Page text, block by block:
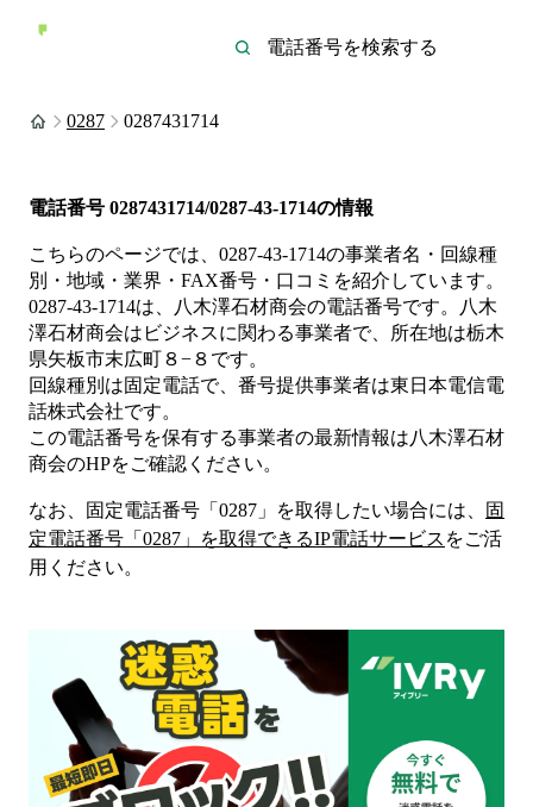
0287 0287431714
電話番号 0287431714/0287-43-1714の情報
こちらのページでは、 0287-43-1714の事業者名・回線種
別・地域・業界・FAX番号・口コミを紹介しています。
0287-43-1714は、 八木澤石材商会の電話番号です。
八木
澤石材商会は ビジネスに関わる事業者で、所在地は栃木
県矢板市末広町８−８ です。
回線種別は固定電話で、番号提供事業者は東日本電信電
話株式会社です。
この電話番号を保有する事業者の最新情報は八木澤石材
商会のHPをご確認ください。
なお、固定電話番号「 0287 」を取得したい場合には、
固
定電話番号「 0287 」を取得できるIP電話サービス をご活
用ください。